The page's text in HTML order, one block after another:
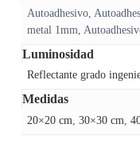
Autoadhesivo,
metal 1mm,
Luminosidad
Reflectante grado
Medidas
20×20 cm 30×30 cm